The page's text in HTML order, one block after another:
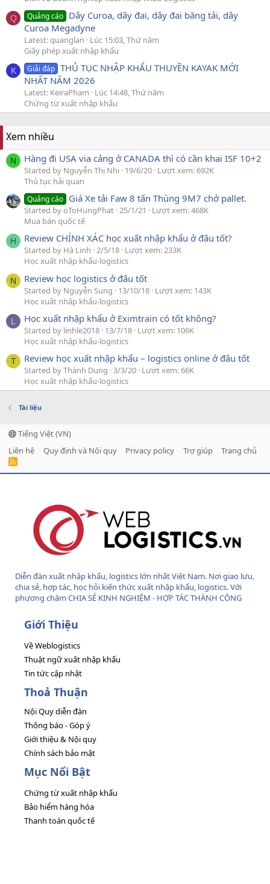
Q Quảng cáo Dây Curoa, dây đai, dây đai băng tải, dây
Curoa Megadyne
Latest: quanglan
Lúc 15:03, Thứ năm
Giấy phép xuất nhập khẩu
K Giải đáp THỦ TỤC NHẬP KHẨU THUYỀN KAYAK MỚI
NHẤT NĂM 2026
Latest: KeiraPham
Lúc 14:48, Thứ năm
Chứng từ xuất nhập khẩu
Xem nhiều
N Hàng đi USA via cảng ở CANADA thì có cần khai ISF 10+2
Started by Nguyễn Thị Nhi 19/6/20 Lượt xem: 692K
Thủ tục hải quan
Quảng cáo Giá Xe tải Faw 8 tấn Thùng 9M7 chở pallet.
Started by oToHungPhat 25/1/21
Lượt xem: 468K
Mua bán quốc tế
H Review CHÍNH XÁC học xuất nhập khẩu ở đâu tốt?
Started by Hà Linh 2/5/18 Lượt xem: 233K
Học xuất nhập khẩu-logistics
N Review học logistics ở đâu tốt
Started by Nguyễn Sung 13/10/18 Lượt xem: 143K
Học xuất nhập khẩu-logistics
L Học xuất nhập khẩu ở Eximtrain có tốt không?
Started by linhle2018 13/7/18 Lượt xem: 106K
Học xuất nhập khẩu-logistics
T Review học xuất nhập khẩu – logistics online ở đâu tốt
Started by Thành Dung 3/3/20 Lượt xem: 66K
Học xuất nhập khẩu-logistics
Tài liệu
Tiếng Việt (VN)
Liên hệ
Quy định và Nội quy Privacy policy Trợ giúp Trang chủ
R
Diễn đàn xuất nhập khẩu, logistics lớn nhất Việt Nam. Nơi giao lưu,
chia sẻ, hợp tác, học hỏi kiến thức xuất nhập khẩu, logistics. Với
phương châm CHIA SẺ KINH NGHIỆM - HỢP TÁC THÀNH CÔNG
Giới Thiệu
Về Weblogistics
Thuật ngữ xuất nhập khẩu
Tin tức cập nhật
Thoả Thuận
Nội Quy diễn đàn
Thông báo - Góp ý
Giới thiệu & Nội quy
Chính sách bảo mật
Mục Nổi Bật
Chứng từ xuất nhập khẩu
Bảo hiểm hàng hóa
Thanh toán quốc tế